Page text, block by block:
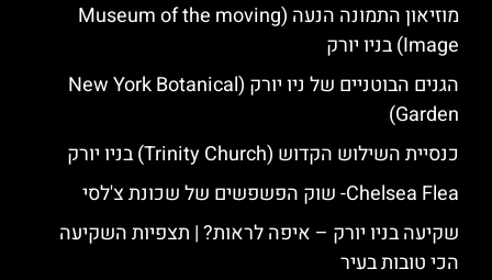
מוזיאון התמונה הנעה (Museum of the moving
Image) בניו יורק
הגנים הבוטניים של ניו יורק (New York Botanical
Garden)
כנסיית השילוש הקדוש (Trinity Church) בניו יורק
Chelsea Flea- שוק הפשפשים של שכונת צ'לסי
שקיעה בניו יורק – איפה לראות? | תצפיות השקיעה
הכי טובות בעיר